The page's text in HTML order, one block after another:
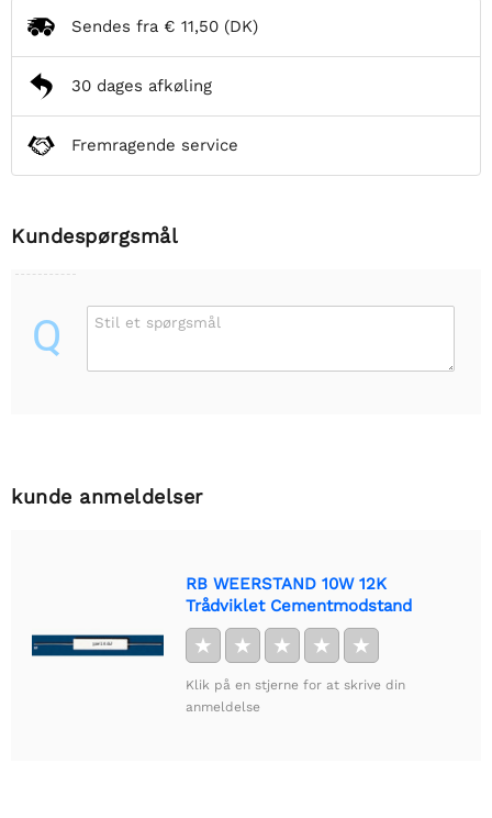
Sendes fra € 11,50 (DK)
30 dages afkøling
Fremragende service
Kundespørgsmål
Q Stil et spørgsmål
kunde anmeldelser
RB WEERSTAND 10W 12K
Trådviklet Cementmodstand
★ ★ ★ ★ ★
Klik på en stjerne for at skrive din
anmeldelse